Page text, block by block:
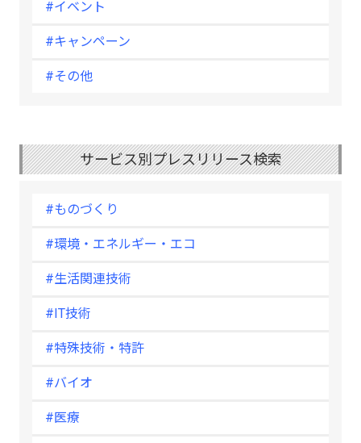
#イベント
#キャンペーン
#その他
サービス別プレスリリース検索
#ものづくり
#環境・エネルギー・エコ
#生活関連技術
#IT技術
#特殊技術・特許
#バイオ
#医療